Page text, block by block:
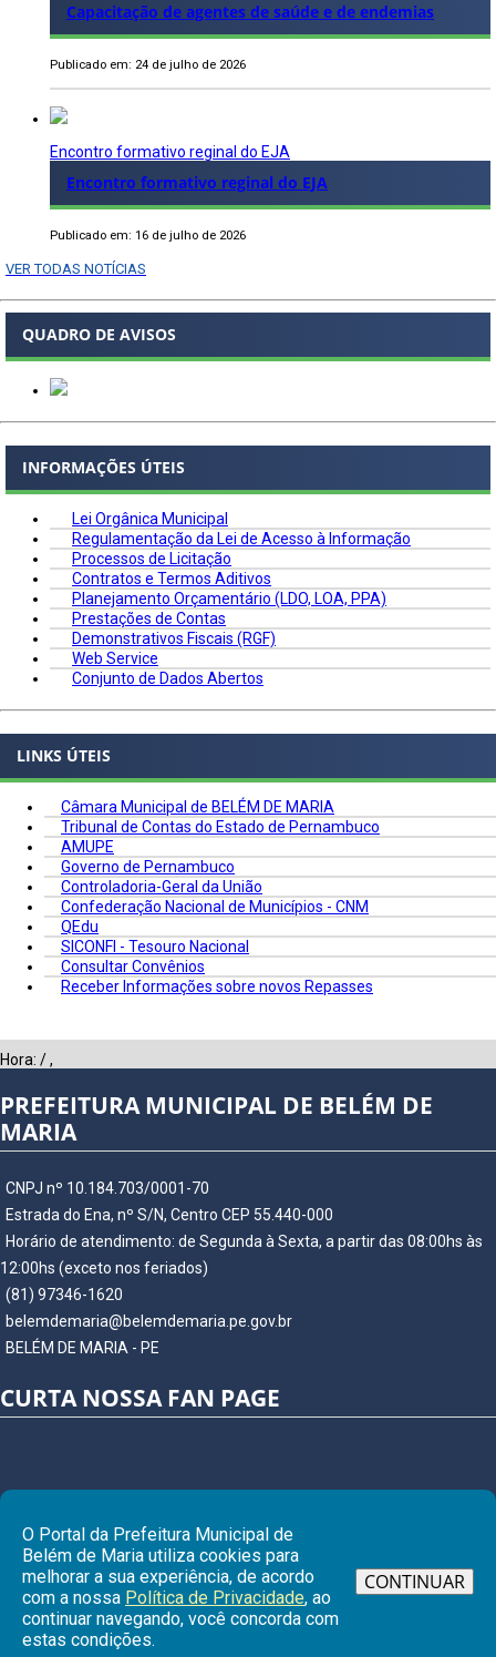
Capacitação de agentes de saúde e de endemias
Publicado em: 24 de julho de 2026
Encontro formativo reginal do EJA
Encontro formativo reginal do EJA
Publicado em: 16 de julho de 2026
VER TODAS NOTÍCIAS
QUADRO DE AVISOS
INFORMAÇÕES ÚTEIS
Lei Orgânica Municipal
Regulamentação da Lei de Acesso à Informação
Processos de Licitação
Contratos e Termos Aditivos
Planejamento Orçamentário (LDO, LOA, PPA)
Prestações de Contas
Demonstrativos Fiscais (RGF)
Web Service
Conjunto de Dados Abertos
LINKS ÚTEIS
Câmara Municipal de BELÉM DE MARIA
Tribunal de Contas do Estado de Pernambuco
AMUPE
Governo de Pernambuco
Controladoria-Geral da União
Confederação Nacional de Municípios - CNM
QEdu
SICONFI - Tesouro Nacional
Consultar Convênios
Receber Informações sobre novos Repasses
Hora: /,
PREFEITURA MUNICIPAL DE BELÉM DE
MARIA
CNPJ nº 10.184.703/0001-70
Estrada do Ena, nº S/N, Centro CEP 55.440-000
Horário de atendimento: de Segunda à Sexta, a partir das 08:00hs às
12:00hs (exceto nos feriados)
(81) 97346-1620
belemdemaria@belemdemaria.pe.gov.br
BELÉM DE MARIA - PE
CURTA NOSSA FAN PAGE
© Copyright 2026 Prefeitura Municipal de BELÉM DE MARIA | Todos os
O Portal da Prefeitura Municipal de
Belém de Maria utiliza cookies para
melhorar a sua experiência, de acordo
com a nossa Política de Privacidade, ao
continuar navegando, você concorda com
estas condições.
CONTINUAR